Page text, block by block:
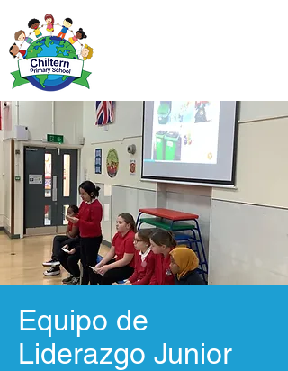
Equipo de
Liderazgo Junior